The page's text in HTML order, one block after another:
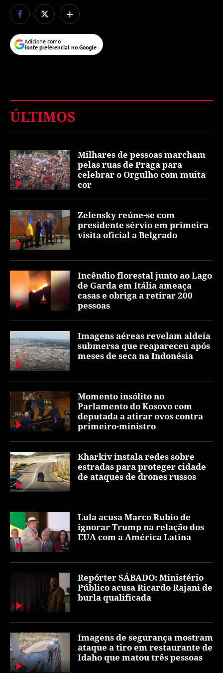
+
Adicione como
fonte preferencial no Google
ÚLTIMOS
Milhares de pessoas marcham
pelas ruas de Praga para
celebrar o Orgulho com muita
cor
Zelensky reúne-se com
presidente sérvio em primeira
visita oficial a Belgrado
Incêndio florestal junto ao Lago
de Garda em Itália ameaça
casas e obriga a retirar 200
pessoas
Imagens aéreas revelam aldeia
submersa que reapareceu após
meses de seca na Indonésia
Momento insólito no
Parlamento do Kosovo com
deputada a atirar ovos contra
primeiro-ministro
Kharkiv instala redes sobre
estradas para proteger cidade
de ataques de drones russos
Lula acusa Marco Rubio de
ignorar Trump na relação dos
EUA com a América Latina
Repórter SÁBADO: Ministério
Público acusa Ricardo Rajani de
burla qualificada
Imagens de segurança mostram
ataque a tiro em restaurante de
Idaho que matou três pessoas